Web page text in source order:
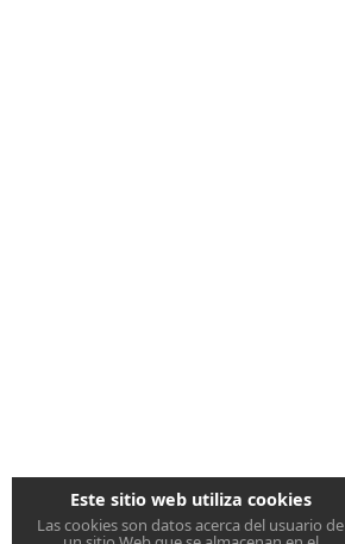
Este sitio web utiliza cookies
Las cookies son datos acerca del usuario de